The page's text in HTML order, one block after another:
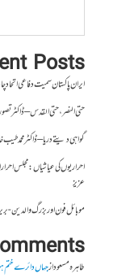
Posts
ایران پاکستان سمیت دفاعی اتحاد
حتی النصر ، حتی القدس – ڈاکٹر
گواہی دیتے دریا – ڈاکٹر محمد
احراریوں کی عیاشیاں : مجلس
عزیز
موبائل فون اور بزرگ والدین-
طاہرہ مسعودازجہاں دائرے ختم